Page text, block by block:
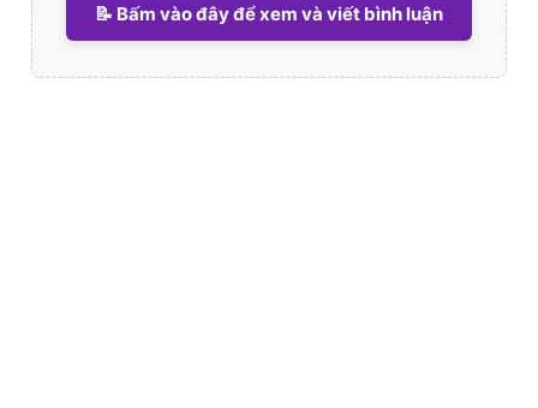
📝 Bấm vào đây để xem và viết bình luận